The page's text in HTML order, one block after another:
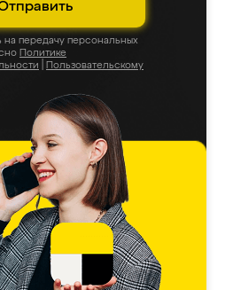
передачу персональных
Политике
Пользовательскому